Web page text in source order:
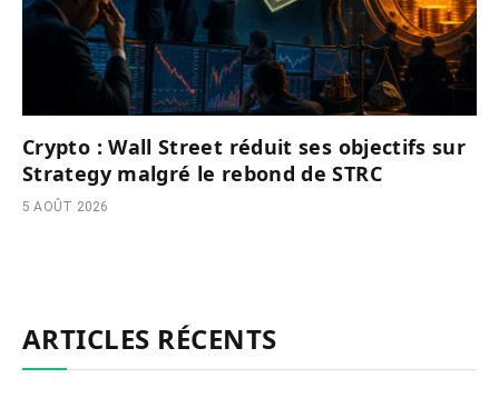
Crypto : Wall Street réduit ses objectifs sur
Strategy malgré le rebond de STRC
5 AOÛT 2026
ARTICLES RÉCENTS